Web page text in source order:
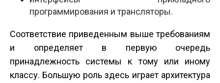
программирования и трансляторы.
Соответствие приведенным выше требованиям
и определяет в первую очередь
принадлежность системы к тому или иному
классу. Большую роль здесь играет архитектура